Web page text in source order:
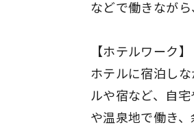
などで働きながら
【ホテルワーク】
ホテルに宿泊し
ルや宿など、自
や温泉地で働き、